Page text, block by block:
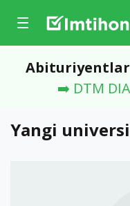
➡️ DTM
Yangi